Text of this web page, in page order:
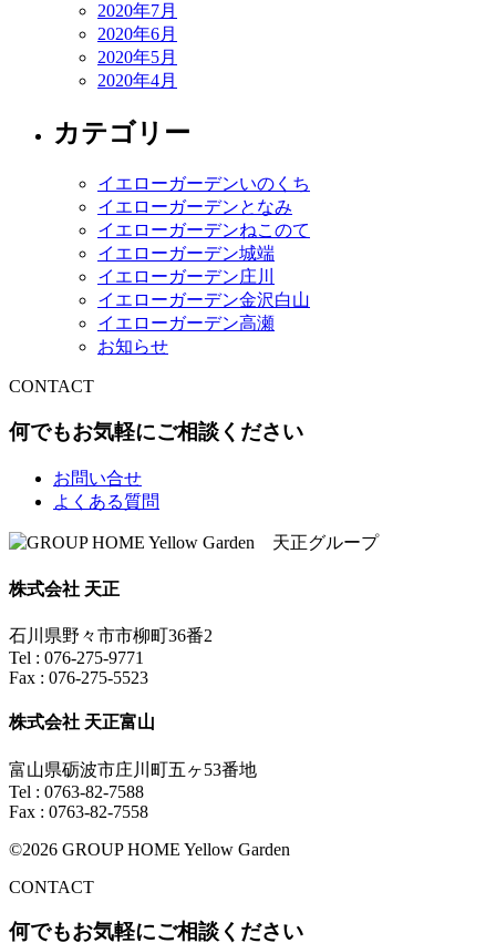
2020年7月
2020年6月
2020年5月
2020年4月
カテゴリー
イエローガーデンいのくち
イエローガーデンとなみ
イエローガーデンねこのて
イエローガーデン城端
イエローガーデン庄川
イエローガーデン金沢白山
イエローガーデン高瀬
お知らせ
CONTACT
何でもお気軽にご相談ください
お問い合せ
よくある質問
株式会社 天正
石川県野々市市柳町36番2
Tel : 076-275-9771
Fax : 076-275-5523
株式会社 天正富山
富山県砺波市庄川町五ヶ53番地
Tel : 0763-82-7588
Fax : 0763-82-7558
©2026 GROUP HOME Yellow Garden
CONTACT
何でもお気軽にご相談ください